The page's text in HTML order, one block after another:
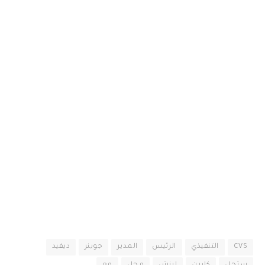
CVS التنفيذي الرئيس المدير جوينر ديفيد